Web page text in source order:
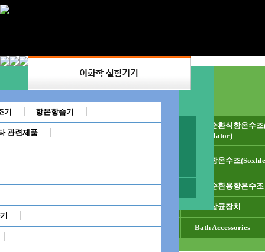
분야별(용도별)
항온수조
★ 특별 제작 항온수조 ★
디지털
순환식항온수조(Circulator Water Bath)
추출항온수조(Soxhlet Water Bath)
칠러/냉각기
가열냉각장치
음료 살균기
내산용/내화학용 항
대용량 항온수조
이중(중탕) 가열
순환식항온수조(Circulator Water Bath)
저온순환식항온수
Circulator)
추출항온수조
투시창항온수조(Sight Glass Type Bath) 외부순환용항온수조
중탕용항온수조 음료살균장치
가열냉각장치 Bath Accessories
핫플레이트
살균코일
이동운반대(cart)
기 항온항습기
관련제품
이화학실험기기